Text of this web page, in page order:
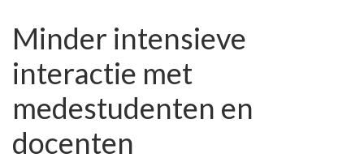
Minder intensieve
interactie met
medestudenten en
docenten